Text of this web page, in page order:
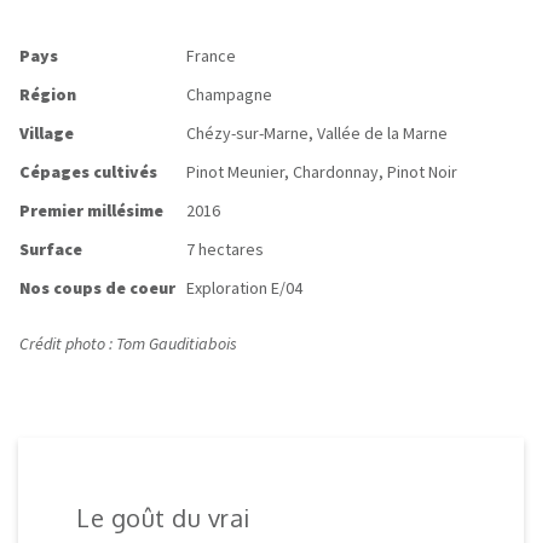
Pays
France
Région
Champagne
Village
Chézy-sur-Marne, Vallée de la Marne
Cépages cultivés
Pinot Meunier, Chardonnay, Pinot Noir
Premier millésime
2016
Surface
7 hectares
Nos coups de coeur Exploration E/04
Crédit photo : Tom Gauditiabois
Le goût du vrai